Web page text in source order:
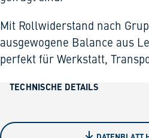
Mit Rollwiderstand nach
ausgewogene Balance aus
perfekt für Werkstatt,
TECHNISCHE DETAILS